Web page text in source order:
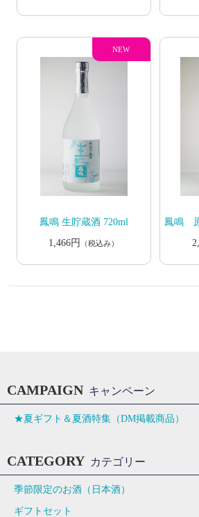
鳳鳴 生貯蔵酒 720ml
1,466円
（税込み）
鳳鳴
CAMPAIGN キャンペーン
★夏ギフト＆夏酒特集（DM掲載商品）
CATEGORY カテゴリー
季節限定のお酒（日本酒）
ギフトセット